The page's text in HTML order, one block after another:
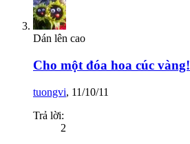
Dán lên cao
Cho một đóa hoa cúc vàng!
tuongvi, 11/10/11
Trả lời:
2